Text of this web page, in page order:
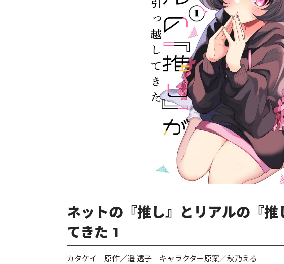
コミッククリエ リ
ネットの『推し』とリアルの『
てきた 1
カタケイ 原作／遥 透子 キャラクター原案／秋乃える